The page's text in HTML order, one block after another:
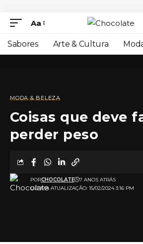
Aa
Sabores Arte & Cultura
MODA & BELEZA
Coisas que deve
perder peso
ULTIMA ATUALIZAÇÃO: 15/02/2024 3:16 PM
PORCHOCOLATE 7 ANOS ATRÁS